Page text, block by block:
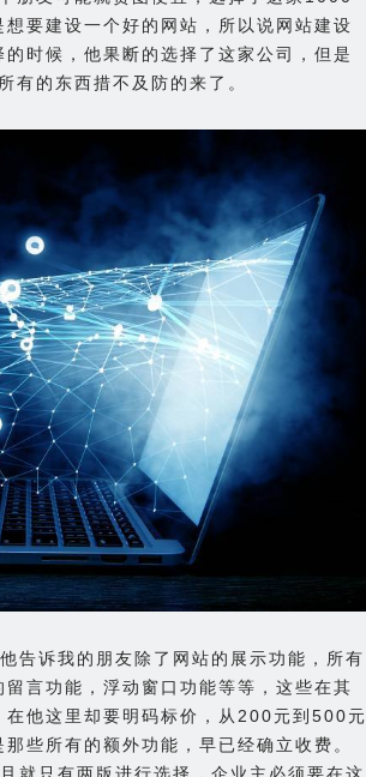
要建设一个好的网站，所以说网站建设
时候，他果断的选择了这家公司，但是
有的东西措不及防的来了。
告诉我的朋友除了网站的展示功能，所有
言功能，浮动窗口功能等等，这些在其
他这里却要明码标价，从200元到500元
些所有的额外功能，早已经确立收费。